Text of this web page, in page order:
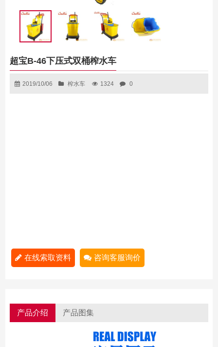
超宝B-46下压式双桶榨水车
2019/10/06 榨水车 1324 0
在线索取资料 咨询客服询价
产品介绍 产品图集